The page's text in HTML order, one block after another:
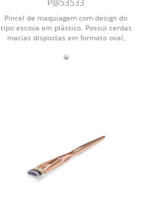
P@53533
Pincel de maquiagem com design do
tipo escova em plástico. Possui cerdas
macias dispostas em formato oval,